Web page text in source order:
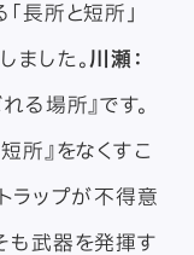
長所と短所」
ました。 川瀬：
る場所』です。
所』をなくすこ
ラップが不得意
も武器を発揮す